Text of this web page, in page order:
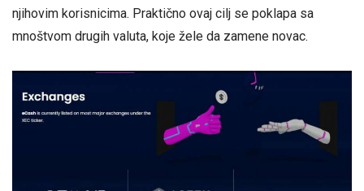
njihovim korisnicima. Praktično ovaj cilj se poklapa sa
mnoštvom drugih valuta, koje žele da zamene novac.